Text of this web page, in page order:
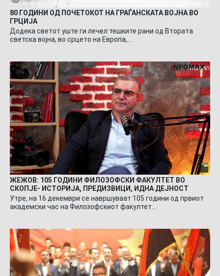
80 ГОДИНИ ОД ПОЧЕТОКОТ НА ГРАЃАНСКАТА ВОЈНА ВО
ГРЦИЈА
Додека светот уште ги лечел тешките рани од Втората
светска војна, во срцето на Европа,…
ЖЕЖОВ: 105 ГОДИНИ ФИЛОЗОФСКИ ФАКУЛТЕТ ВО
СКОПЈЕ- ИСТОРИЈА, ПРЕДИЗВИЦИ, ИДНА ДЕЈНОСТ
Утре, на 16 декември се навршуваат 105 години од првиот
академски час на Филозофскиот факултет…